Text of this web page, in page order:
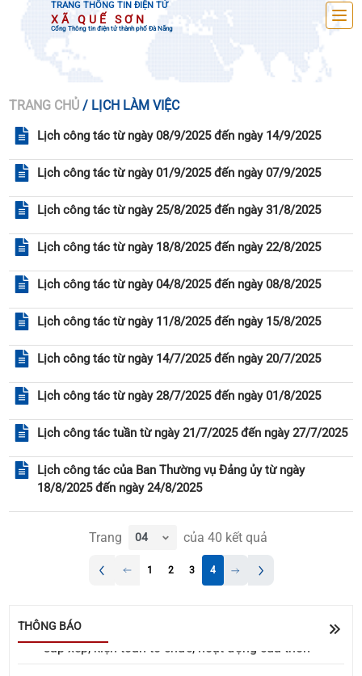
TRANG THÔNG TIN ĐIỆN TỬ
XÃ QUẾ SƠN
Cổng Thông tin điện tử thành phố Đà Nẵng
TRANG CHỦ / LỊCH LÀM VIỆC
Lịch công tác từ ngày 08/9/2025 đến ngày 14/9/2025
Lịch công tác từ ngày 01/9/2025 đến ngày 07/9/2025
Lịch công tác từ ngày 25/8/2025 đến ngày 31/8/2025
Lịch công tác từ ngày 18/8/2025 đến ngày 22/8/2025
Lịch công tác từ ngày 04/8/2025 đến ngày 08/8/2025
Lịch công tác từ ngày 11/8/2025 đến ngày 15/8/2025
Lịch công tác từ ngày 14/7/2025 đến ngày 20/7/2025
Lịch công tác từ ngày 28/7/2025 đến ngày 01/8/2025
Lịch công tác tuần từ ngày 21/7/2025 đến ngày 27/7/2025
Lịch công tác của Ban Thường vụ Đảng ủy từ ngày
18/8/2025 đến ngày 24/8/2025
Trang của 40 kết quả
1 2 3 4
THÔNG BÁO
Về việc đề nghị báo giá Gói thầu: Cải tiến, nâng cấp
các tính năng trên trang OA Zalo của xã Quế Sơn
UBND xã Quế Sơn tổ chức lấy ý kiến Nhân dân về
sắp xếp, kiện toàn tổ chức, hoạt động của thôn